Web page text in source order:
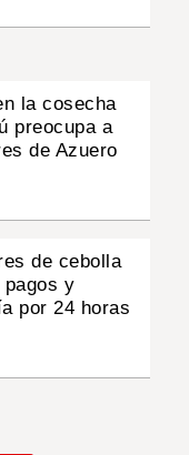
la cosecha
preocupa a
de Azuero
de cebolla
pagos y
por 24 horas